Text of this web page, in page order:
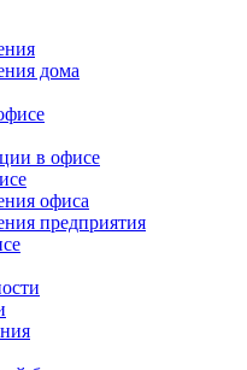
дома
в офисе
офиса
предприятия